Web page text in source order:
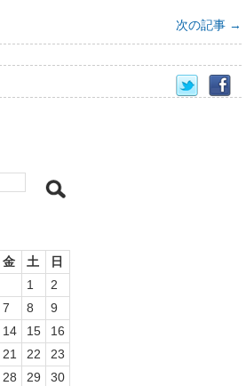
次の記事 →
金 土
日
1
2
7 8
9
14 15
16
21 22
23
28 29
30